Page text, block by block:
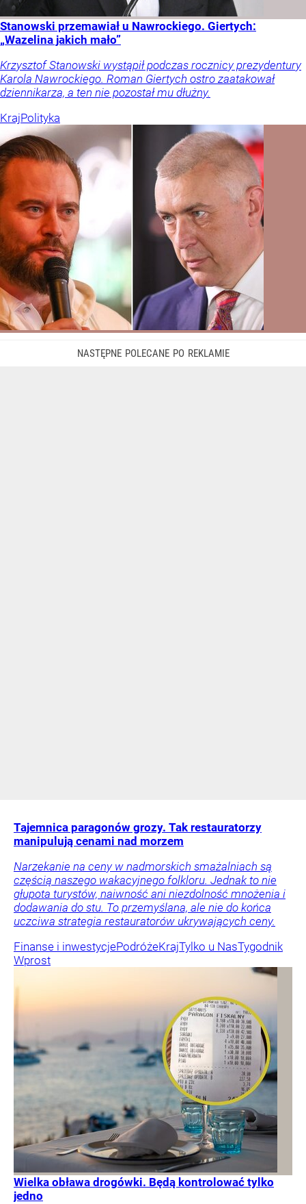
Stanowski przemawiał u Nawrockiego. Giertych:
„Wazelina jakich mało”
Krzysztof Stanowski wystąpił podczas rocznicy prezydentury
Karola Nawrockiego. Roman Giertych ostro zaatakował
dziennikarza, a ten nie pozostał mu dłużny.
KrajPolityka
Tajemnica paragonów grozy. Tak restauratorzy
manipulują cenami nad morzem
Narzekanie na ceny w nadmorskich smażalniach są
częścią naszego wakacyjnego folkloru. Jednak to nie
głupota turystów, naiwność ani niezdolność mnożenia i
dodawania do stu. To przemyślana, ale nie do końca
uczciwa strategia restauratorów ukrywających ceny.
Finanse i inwestycjePodróżeKrajTylko u NasTygodnik
Wprost
Wielka obława drogówki. Będą kontrolować tylko
jedno